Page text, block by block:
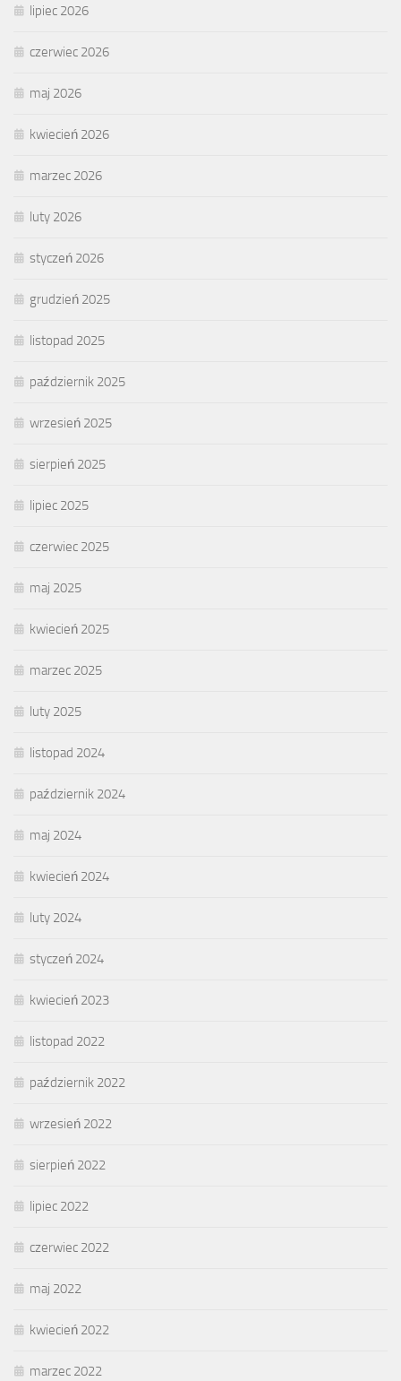
lipiec 2026
czerwiec 2026
maj 2026
kwiecień 2026
marzec 2026
luty 2026
styczeń 2026
grudzień 2025
listopad 2025
październik 2025
wrzesień 2025
sierpień 2025
lipiec 2025
czerwiec 2025
maj 2025
kwiecień 2025
marzec 2025
luty 2025
listopad 2024
październik 2024
maj 2024
kwiecień 2024
luty 2024
styczeń 2024
kwiecień 2023
listopad 2022
październik 2022
wrzesień 2022
sierpień 2022
lipiec 2022
czerwiec 2022
maj 2022
kwiecień 2022
marzec 2022